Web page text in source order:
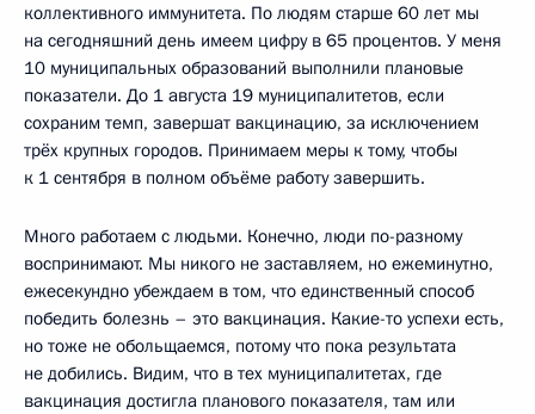
коллективного иммунитета. По людям старше 60 лет мы
на сегодняшний день имеем цифру в 65 процентов. У меня
10 муниципальных образований выполнили плановые
показатели. До 1 августа 19 муниципалитетов, если
сохраним темп, завершат вакцинацию, за исключением
трёх крупных городов. Принимаем меры к тому, чтобы
к 1 сентября в полном объёме работу завершить.
Много работаем с людьми. Конечно, люди по-разному
воспринимают. Мы никого не заставляем, но ежеминутно,
ежесекундно убеждаем в том, что единственный способ
победить болезнь – это вакцинация. Какие-то успехи есть,
но тоже не обольщаемся, потому что пока результата
не добились. Видим, что в тех муниципалитетах, где
вакцинация достигла планового показателя, там или